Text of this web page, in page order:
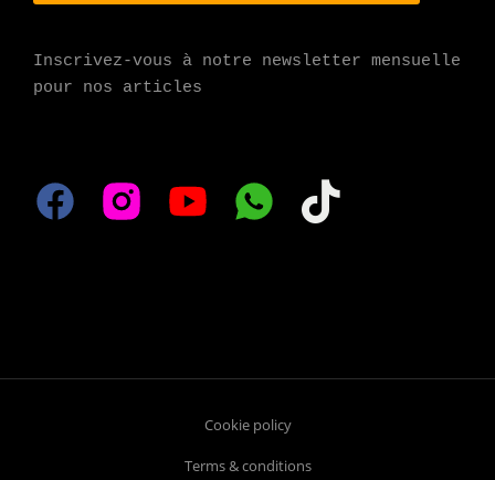
Inscrivez-vous à notre newsletter mensuelle
pour nos articles
Cookie policy
Terms & conditions